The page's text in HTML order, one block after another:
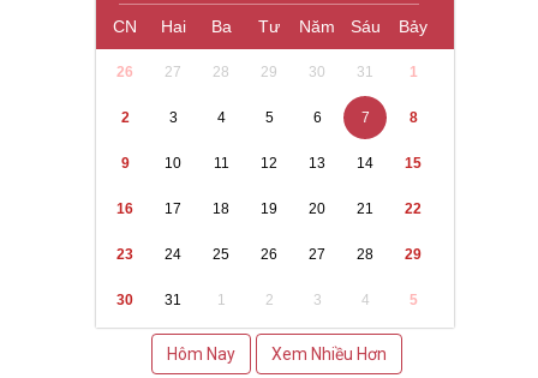
CN Hai Ba Tư Năm Sáu Bảy
26 27 28 29 30 31 1
2 3 4 5 6 7 8
9 10 11 12 13 14 15
16 17 18 19 20 21 22
23 24 25 26 27 28 29
30 31 1 2 3 4 5
Hôm Nay Xem Nhiều Hơn